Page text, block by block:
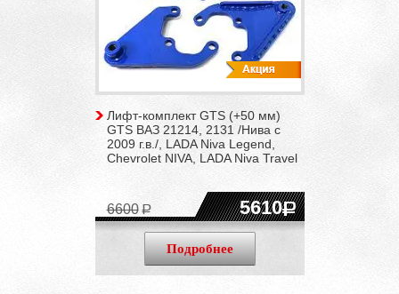
Лифт-комплект GTS (+50 мм)
GTS ВАЗ 21214, 2131 /Нива с
2009 г.в./, LADA Niva Legend,
Chevrolet NIVA, LADA Niva Travel
5610
6600
Подробнее